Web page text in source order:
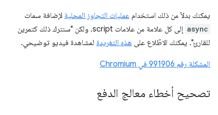
يمكنك بدلاً من ذلك استخدام عمليات التجاوز المحلية لإضافة سمات
async
إلى كل علامة من علامات script، ولكن "سنترك ذلك كتمرين
للقارئ". يمكنك الاطّلاع على هذه التغريدة لمشاهدة فيديو توضيحي.
المشكلة رقم 991906 في Chromium
تصحيح أخطاء معالج الدفع